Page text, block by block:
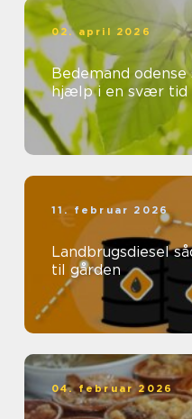
02. april 2026
Bedemand odense sådan får du tryg
hjælp i en svær tid
11. februar 2026
Landbrugsdiesel sådan vælger du rigtigt
til gården
04. februar 2026